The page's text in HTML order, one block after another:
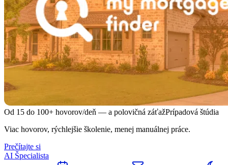
Od 15 do 100+ hovorov/deň — a polovičná záťažPrípadová štúdia
Viac hovorov, rýchlejšie školenie, menej manuálnej práce.
Prečítajte si
AI Špecialista